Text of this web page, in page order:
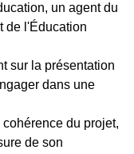
un agent du
de l'Éducation
sur la présentation
dans une
du projet,
de son